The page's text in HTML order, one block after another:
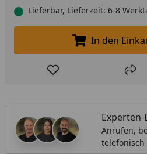
Lieferbar, Lieferzeit: 6-8
In
In den
Produkt zur
Anrufen,
telefonisch